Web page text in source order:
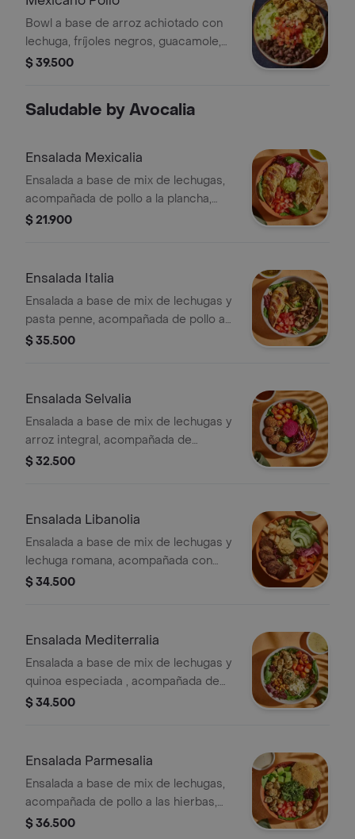
Bowl a base de arroz achiotado con
lechuga, fríjoles negros, guacamole,
pollo a las hierbas y pico de gallo.
$ 39.500
Saludable by Avocalia
Ensalada Mexicalia
Ensalada a base de mix de lechugas,
acompañada de pollo a la plancha,
tomate chonto, cebolla encurtida con
con vinagreta Jalapeños.
$ 21.900
Ensalada Italia
Ensalada a base de mix de lechugas y
pasta penne, acompañada de pollo a
la plancha, brócoli rostizado, tomate
$ 35.500
Ensalada Selvalia
Ensalada a base de mix de lechugas y
arroz integral, acompañada de
albóndigas de berenjena (5 unds),
Recomendada con vinagreta
$ 32.500
Ensalada Libanolia
Ensalada a base de mix de lechugas y
lechuga romana, acompañada con
falafel (5 unds), hummus de garbanzo,
trocitos de jalapeño. Recomendada
$ 34.500
Ensalada Mediterralia
Ensalada a base de mix de lechugas y
quinoa especiada , acompañada de
pollo a las hierbas, tomate cherry,
con vinagreta Mediterránea.
$ 34.500
Ensalada Parmesalia
Ensalada a base de mix de lechugas,
acompañada de pollo a las hierbas,
kale picado, tomate chonto, aguacate,
$ 36.500